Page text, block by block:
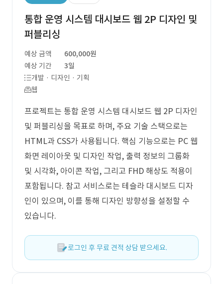
통합 운영 시스템 대시보드 웹 2P 디자인 및
퍼블리싱
예상 금액
600,000원
예상 기간
3일
개발 · 디자인 · 기획
웹
프로젝트는 통합 운영 시스템 대시보드 웹 2P 디자인
및 퍼블리싱을 목표로 하며, 주요 기술 스택으로는
HTML과 CSS가 사용됩니다. 핵심 기능으로는 PC 웹
화면 레이아웃 및 디자인 작업, 출력 정보의 그룹화
및 시각화, 아이콘 작업, 그리고 FHD 해상도 적용이
포함됩니다. 참고 서비스로는 테슬라 대시보드 디자
인이 있으며, 이를 통해 디자인 방향성을 설정할 수
있습니다.
로그인 후 무료 견적 상담 받으세요.